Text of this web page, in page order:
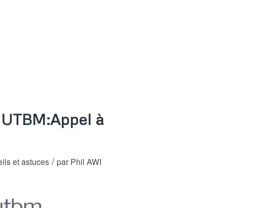
à
et astuces / par Phil AWI